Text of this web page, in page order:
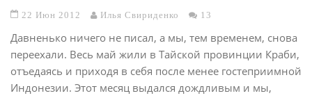
22 Июн 2012 Илья Свириденко 13
Давненько ничего не писал, а мы, тем временем, снова
переехали. Весь май жили в Тайской провинции Краби,
отъедаясь и приходя в себя после менее гостеприимной
Индонезии. Этот месяц выдался дождливым и мы,